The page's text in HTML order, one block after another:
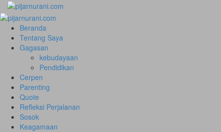
Skip
to
content
Primary
Menu
Beranda
Tentang Saya
Gagasan
kebudayaan
Pendidikan
Cerpen
Parenting
Quote
Refleksi Perjalanan
Sosok
Keagamaan